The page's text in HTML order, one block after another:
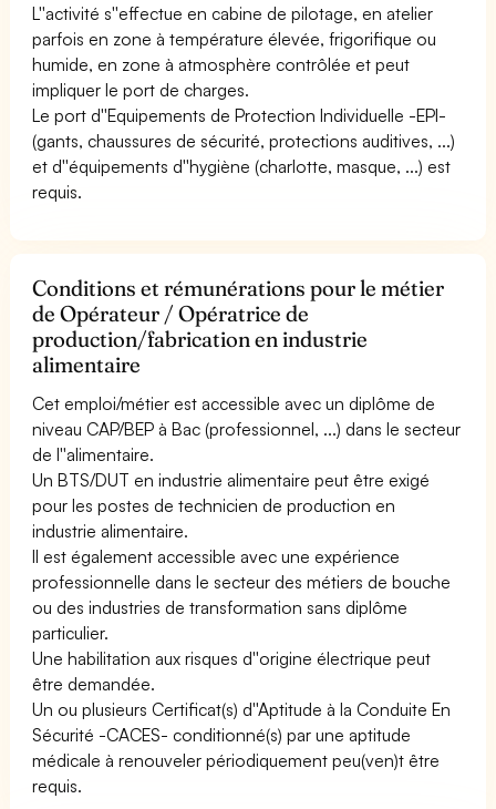
L''activité s''effectue en cabine de pilotage, en atelier
parfois en zone à température élevée, frigorifique ou
humide, en zone à atmosphère contrôlée et peut
impliquer le port de charges.
Le port d''Equipements de Protection Individuelle -EPI-
(gants, chaussures de sécurité, protections auditives, ...)
et d''équipements d''hygiène (charlotte, masque, ...) est
requis.
Conditions et rémunérations pour le métier
de Opérateur / Opératrice de
production/fabrication en industrie
alimentaire
Cet emploi/métier est accessible avec un diplôme de
niveau CAP/BEP à Bac (professionnel, ...) dans le secteur
de l''alimentaire.
Un BTS/DUT en industrie alimentaire peut être exigé
pour les postes de technicien de production en
industrie alimentaire.
Il est également accessible avec une expérience
professionnelle dans le secteur des métiers de bouche
ou des industries de transformation sans diplôme
particulier.
Une habilitation aux risques d''origine électrique peut
être demandée.
Un ou plusieurs Certificat(s) d''Aptitude à la Conduite En
Sécurité -CACES- conditionné(s) par une aptitude
médicale à renouveler périodiquement peu(ven)t être
requis.